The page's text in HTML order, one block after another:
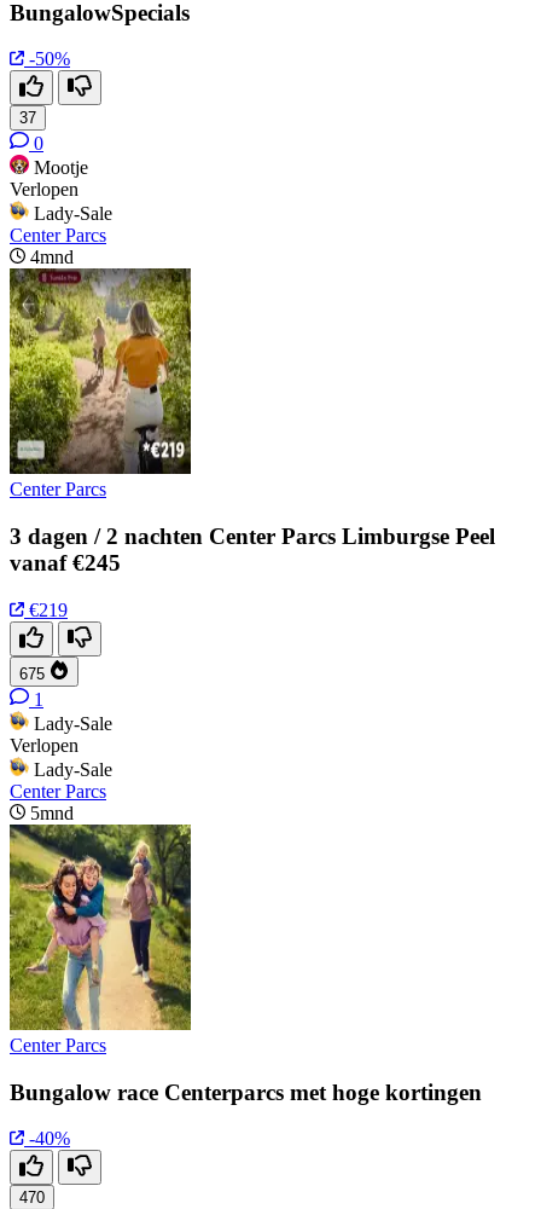
BungalowSpecials
-50%
37
0
Mootje
Verlopen
Lady-Sale
Center Parcs
4mnd
Center Parcs
3 dagen / 2 nachten Center Parcs Limburgse Peel
vanaf €245
€219
675
1
Lady-Sale
Verlopen
Lady-Sale
Center Parcs
5mnd
Center Parcs
Bungalow race Centerparcs met hoge kortingen
-40%
470